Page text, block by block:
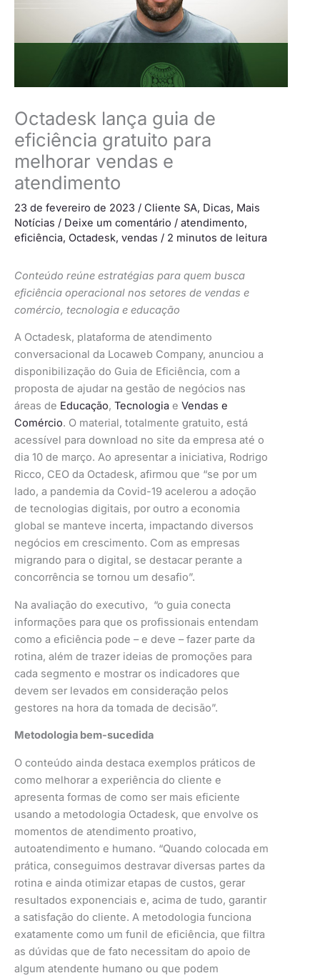
Octadesk lança guia de
eficiência gratuito para
melhorar vendas e
atendimento
23 de fevereiro de 2023 / Cliente SA, Dicas, Mais
Notícias / Deixe um comentário / atendimento,
eficiência, Octadesk, vendas / 2 minutos de leitura
Conteúdo reúne estratégias para quem busca
eficiência operacional nos setores de vendas e
comércio, tecnologia e educação
A Octadesk, plataforma de atendimento
conversacional da Locaweb Company, anunciou a
disponibilização do Guia de Eficiência, com a
proposta de ajudar na gestão de negócios nas
áreas de Educação, Tecnologia e Vendas e
Comércio. O material, totalmente gratuito, está
acessível para download no site da empresa até o
dia 10 de março. Ao apresentar a iniciativa, Rodrigo
Ricco, CEO da Octadesk, afirmou que “se por um
lado, a pandemia da Covid-19 acelerou a adoção
de tecnologias digitais, por outro a economia
global se manteve incerta, impactando diversos
negócios em crescimento. Com as empresas
migrando para o digital, se destacar perante a
concorrência se tornou um desafio”.
Na avaliação do executivo, “o guia conecta
informações para que os profissionais entendam
como a eficiência pode – e deve – fazer parte da
rotina, além de trazer ideias de promoções para
cada segmento e mostrar os indicadores que
devem ser levados em consideração pelos
gestores na hora da tomada de decisão”.
Metodologia bem-sucedida
O conteúdo ainda destaca exemplos práticos de
como melhorar a experiência do cliente e
apresenta formas de como ser mais eficiente
usando a metodologia Octadesk, que envolve os
momentos de atendimento proativo,
autoatendimento e humano. “Quando colocada em
prática, conseguimos destravar diversas partes da
rotina e ainda otimizar etapas de custos, gerar
resultados exponenciais e, acima de tudo, garantir
a satisfação do cliente. A metodologia funciona
exatamente como um funil de eficiência, que filtra
as dúvidas que de fato necessitam do apoio de
algum atendente humano ou que podem